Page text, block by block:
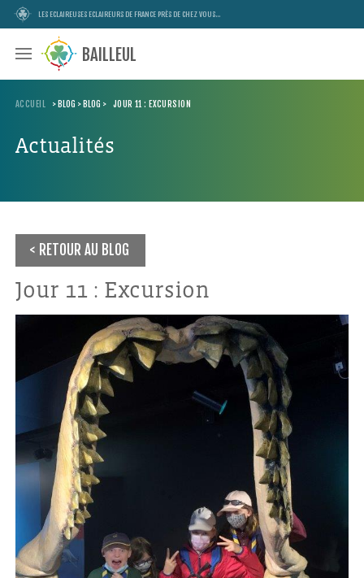
LES ECLAIREUSES ECLAIREURS DE FRANCE PRÈS DE CHEZ VOUS...
BAILLEUL
ACCUEIL > BLOG > BLOG > JOUR 11 : EXCURSION
Actualités
RETOUR AU BLOG
Jour 11 : Excursion